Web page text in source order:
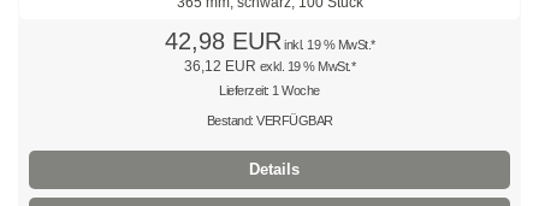
SDS-plus Hammerbohrer, Premium
SDS-max Hammerbohrer
Glas- und Fliesenbohrer
42,98 EUR inkl. 19 % MwSt.*
36,12 EUR exkl. 19 % MwSt.*
Lieferzeit: 1 Woche
Bestand: VERFÜGBAR
Details